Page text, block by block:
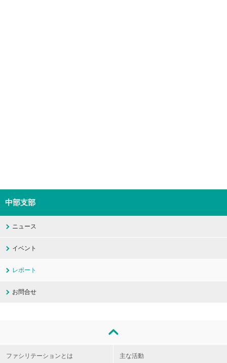
中部支部
ニュース
イベント
レポート
お問合せ
ファシリテーションとは 主な活動